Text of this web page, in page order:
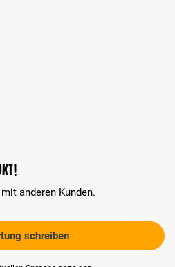
anderen Kunden.
schreiben